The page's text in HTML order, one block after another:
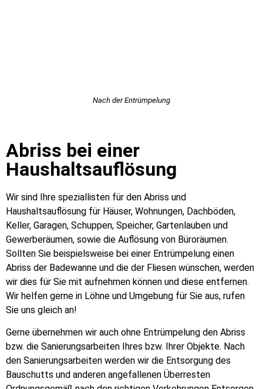
Nach der Entrümpelung
Abriss bei einer
Haushaltsauflösung
Wir sind Ihre speziallisten für den Abriss und
Haushaltsauflösung für Häuser, Wohnungen, Dachböden,
Keller, Garagen, Schuppen, Speicher, Gartenlauben und
Gewerberäumen, sowie die Auflösung von Büroräumen.
Sollten Sie beispielsweise bei einer Entrümpelung einen
Abriss der Badewanne und die der Fliesen wünschen, werden
wir dies für Sie mit aufnehmen können und diese entfernen.
Wir helfen gerne in Löhne und Umgebung für Sie aus, rufen
Sie uns gleich an!
Gerne übernehmen wir auch ohne Entrümpelung den Abriss
bzw. die Sanierungsarbeiten Ihres bzw. Ihrer Objekte. Nach
den Sanierungsarbeiten werden wir die Entsorgung des
Bauschutts und anderen angefallenen Überresten